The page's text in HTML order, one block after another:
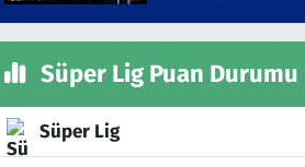
Süper Lig Puan Durumu
Süper Lig